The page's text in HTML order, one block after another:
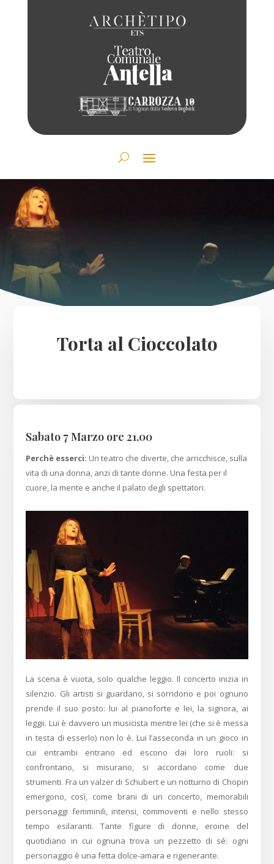
Torta al Cioccolato
Sabato 7 Marzo ore 21,00
Perchè esserci: Un teatro che diverte, che arricchisce, sulla
vita di una donna, anzi di tante donne. Una festa per il
cuore, la mente e anche il palato degli spettatori.
La scena è vuota, solo qualche leggio. Il concerto inizia in
silenzio. Gli artisti si guardano, si sorridono e poi ognuno
prende il suo posto: lui al pianoforte e lei, la signora, ai
leggii. Lui è davvero un musicista mentre lei (che si è messa
in testa di esserlo) non lo è. Lui l’asseconda in un gioco in
cui entrambi entrano ed escono dai loro ruoli: si
confrontano, si misurano, si accordano come due
strumenti. Fra un valzer di Schubert e un notturno di Chopin
emergono, così, come brani di un concerto, memorabili
personaggi femminili, intensi, commoventi e nello stesso
tempo esilaranti. Tante figure di donne, eroine del
quotidiano in cui ognuna trova un pezzetto di sé: ogni
personaggio è una fetta dolce-amara e rigenerante.